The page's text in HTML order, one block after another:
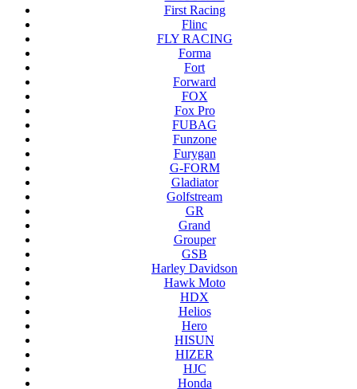
First Racing
Flinc
FLY RACING
Forma
Fort
Forward
FOX
Fox Pro
FUBAG
Funzone
Furygan
G-FORM
Gladiator
Golfstream
GR
Grand
Grouper
GSB
Harley Davidson
Hawk Moto
HDX
Helios
Hero
HISUN
HIZER
HJC
Honda